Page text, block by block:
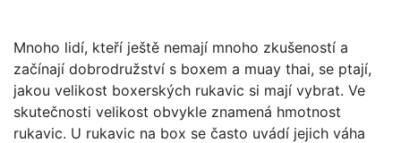
Mnoho lidí, kteří ještě nemají mnoho zkušeností a
začínají dobrodružství s boxem a muay thai, se ptají,
jakou velikost boxerských rukavic si mají vybrat. Ve
skutečnosti velikost obvykle znamená hmotnost
rukavic. U rukavic na box se často uvádí jejich váha